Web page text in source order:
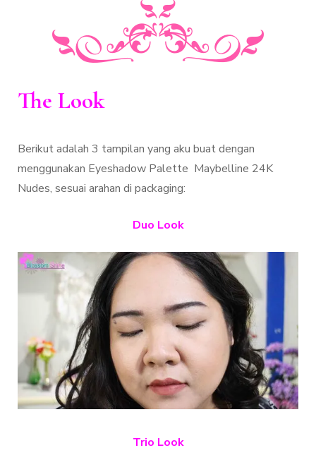
The Look
Berikut adalah 3 tampilan yang aku buat dengan
menggunakan Eyeshadow Palette Maybelline 24K
Nudes, sesuai arahan di packaging:
Duo Look
Trio Look